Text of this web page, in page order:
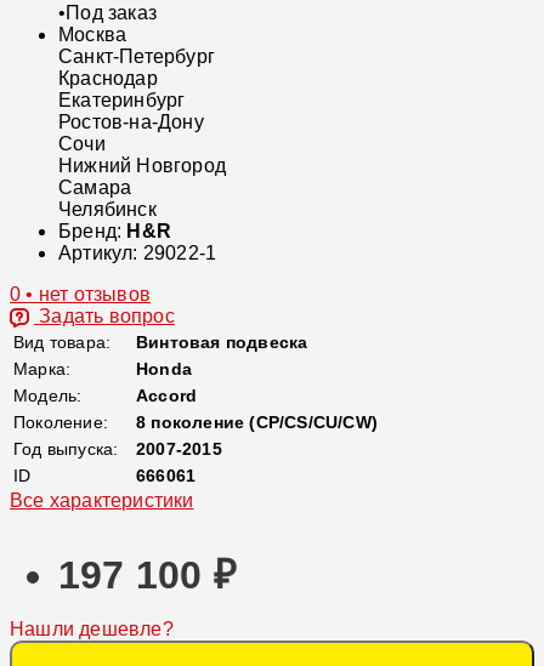
•Под заказ
Москва
Санкт-Петербург
Краснодар
Екатеринбург
Ростов-на-Дону
Сочи
Нижний Новгород
Самара
Челябинск
Бренд: H&R
Артикул: 29022-1
0 • нет отзывов
Задать вопрос
Вид товара:
Винтовая подвеска
Марка:
Honda
Модель:
Accord
Поколение:
8 поколение (CP/CS/CU/CW)
Год выпуска:
2007-2015
ID
666061
Все характеристики
197 100 ₽
Нашли дешевле?